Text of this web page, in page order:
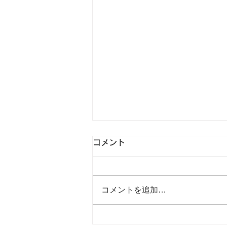
コメント
コメントを追加…